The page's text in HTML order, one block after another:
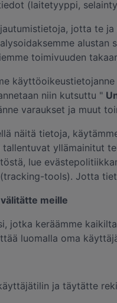
(laitetyyppi,
jotta te
alustan
toimivuuden
niin kutsuttu "
varaukset ja muut
näitä tietoja,
tallentuvat yllämainitut
lue
tools). Jotta
meille
jotka keräämme
luomalla oma
ja täytätte